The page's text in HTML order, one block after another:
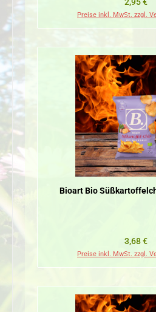
2,95 €
Preise inkl. MwSt. zzgl.
Bioart Bio
3,68 €
Preise inkl. MwSt. zzgl.